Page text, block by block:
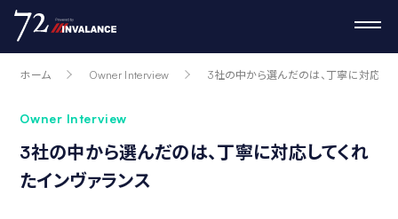
ホーム Owner Interview 3社の中から選んだのは、丁寧に対応し
Owner Interview
3社の中から選んだのは、丁寧に対応してくれ
たインヴァランス